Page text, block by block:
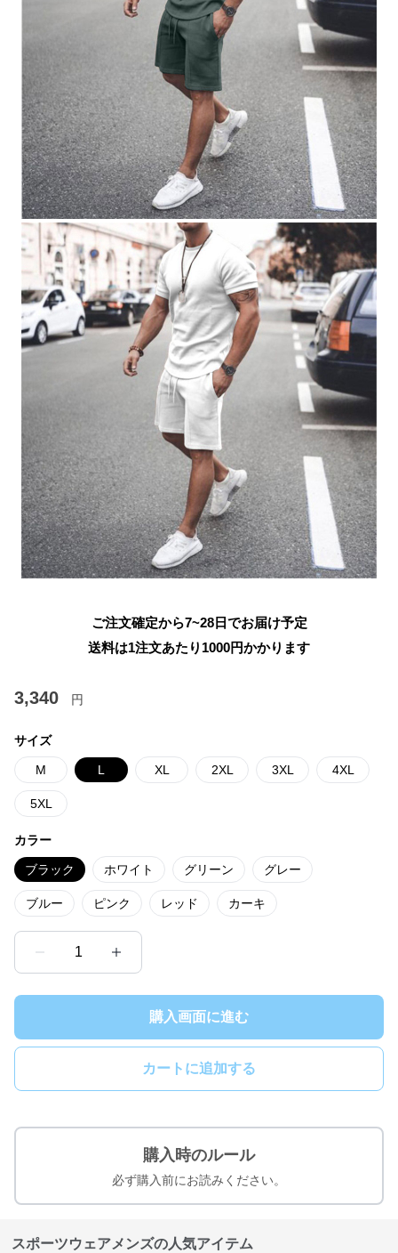
ご注文確定から7~28日でお届け予定
送料は1注文あたり 1000円かかります
3,340 円
サイズ
M L XL 2XL 3XL 4XL
5XL
カラー
ブラック ホワイト グリーン グレー
ブルー ピンク レッド カーキ
1
購入画面に進む
カートに追加する
購入時のルール
必ず購入前にお読みください。
スポーツウェアメンズの人気アイテム